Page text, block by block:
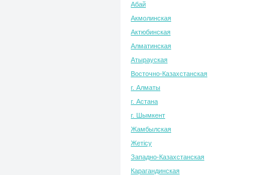
Абай
Акмолинская
Актюбинская
Алматинская
Атырауская
Восточно-Казахстанская
г. Алматы
г. Астана
г. Шымкент
Жамбылская
Жетісу
Западно-Казахстанская
Карагандинская